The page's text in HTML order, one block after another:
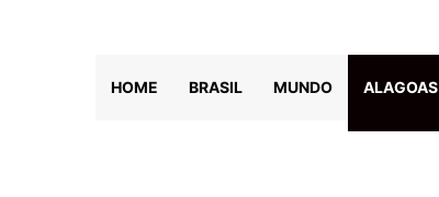
HOME BRASIL MUNDO ALAGOAS